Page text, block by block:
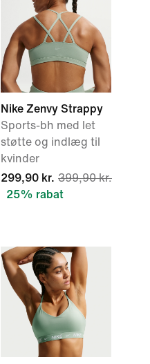
Nike Zenvy Strappy
Sports-bh med let
støtte og indlæg til
kvinder
299,90 kr. 399,90 kr.
25% rabat